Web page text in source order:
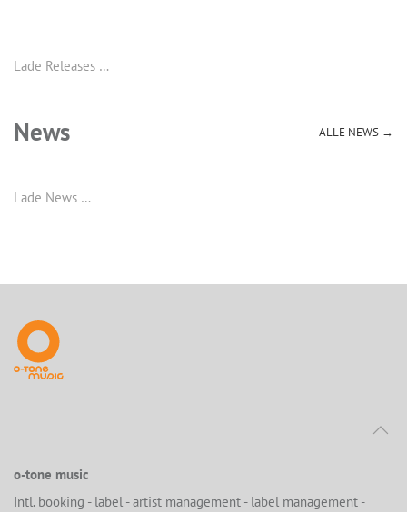
Lade Releases …
News ALLE NEWS →
Lade News …
o-tone music
Intl. booking - label - artist management - label management -